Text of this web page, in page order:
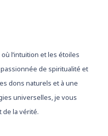
l’intuition et les étoiles
passionnée de spiritualité et
dons naturels et à une
universelles, je vous
de la vérité.